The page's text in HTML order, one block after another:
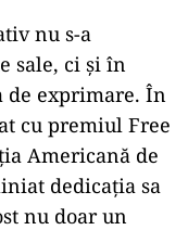
nu s-a
sale, ci și în
de exprimare. În
cu premiul Free
Americană de
dedicația sa
nu doar un